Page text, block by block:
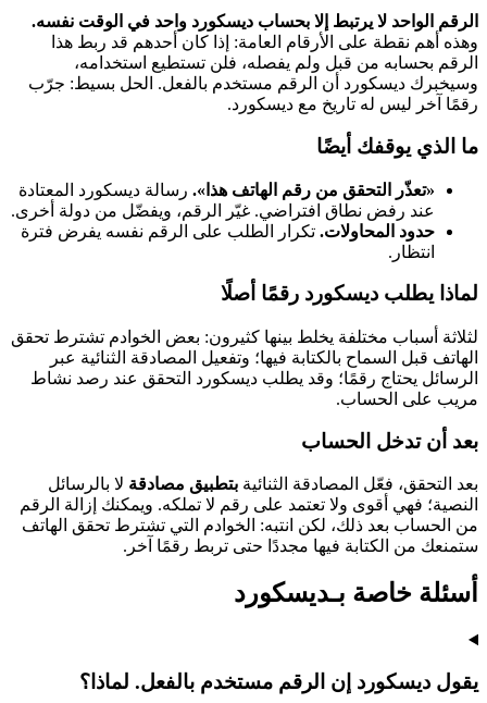
الرقم الواحد لا يرتبط إلا بحساب ديسكورد واحد في الوقت نفسه.
وهذه أهم نقطة على الأرقام العامة: إذا كان أحدهم قد ربط هذا
الرقم بحسابه من قبل ولم يفصله، فلن تستطيع استخدامه،
وسيخبرك ديسكورد أن الرقم مستخدم بالفعل. الحل بسيط: جرّب
رقمًا آخر ليس له تاريخ مع ديسكورد.
ما الذي يوقفك أيضًا
«تعذّر التحقق من رقم الهاتف هذا». رسالة ديسكورد المعتادة
عند رفض نطاق افتراضي. غيّر الرقم، ويفضّل من دولة أخرى.
حدود المحاولات. تكرار الطلب على الرقم نفسه يفرض فترة
انتظار.
لماذا يطلب ديسكورد رقمًا أصلًا
لثلاثة أسباب مختلفة يخلط بينها كثيرون: بعض الخوادم تشترط تحقق
الهاتف قبل السماح بالكتابة فيها؛ وتفعيل المصادقة الثنائية عبر
الرسائل يحتاج رقمًا؛ وقد يطلب ديسكورد التحقق عند رصد نشاط
مريب على الحساب.
بعد أن تدخل الحساب
بعد التحقق، فعّل المصادقة الثنائية بتطبيق مصادقة لا بالرسائل
النصية؛ فهي أقوى ولا تعتمد على رقم لا تملكه. ويمكنك إزالة الرقم
من الحساب بعد ذلك، لكن انتبه: الخوادم التي تشترط تحقق الهاتف
ستمنعك من الكتابة فيها مجددًا حتى تربط رقمًا آخر.
أسئلة خاصة بـديسكورد
يقول ديسكورد إن الرقم مستخدم بالفعل. لماذا؟